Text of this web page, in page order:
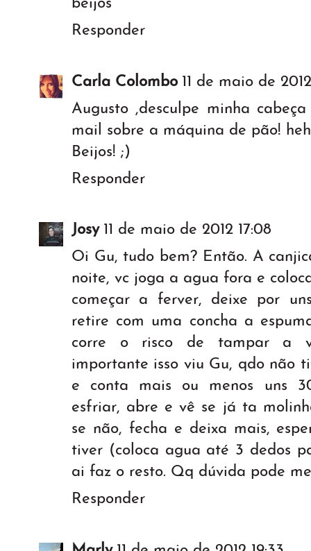
beijos
Responder
Carla Colombo 11 de maio de
Augusto ,desculpe minha
mail sobre a máquina de pão!
Beijos! ;)
Responder
Josy 11 de maio de 2012 17:08
Oi Gu, tudo bem? Então. A
noite, vc joga a agua fora e
começar a ferver, deixe por
retire com uma concha a
corre o risco de tampar a
importante isso viu Gu, qdo não
e conta mais ou menos uns
esfriar, abre e vê se já ta
se não, fecha e deixa mais,
tiver (coloca agua até 3 dedos
ai faz o resto. Qq dúvida pode
Responder